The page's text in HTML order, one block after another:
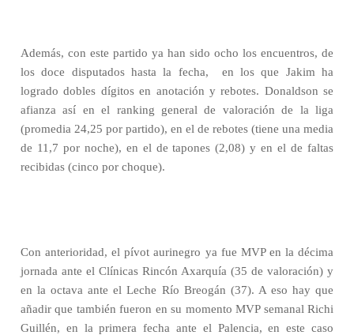
Además, con este partido ya han sido ocho los encuentros, de
los doce disputados hasta la fecha,
en los que Jakim ha
logrado dobles dígitos en anotación y rebotes. Donaldson se
afianza así en el ranking general de valoración de la liga
(promedia 24,25 por partido), en el de rebotes (tiene una media
de 11,7 por noche), en el de tapones (2,08) y en el de faltas
recibidas (cinco por choque).
Con anterioridad, el pívot aurinegro ya fue MVP en la décima
jornada ante el Clínicas Rincón Axarquía (35 de valoración) y
en la octava ante el Leche Río Breogán (37). A eso hay que
añadir que también fueron en su momento MVP semanal Richi
Guillén, en la primera fecha ante el Palencia, en este caso